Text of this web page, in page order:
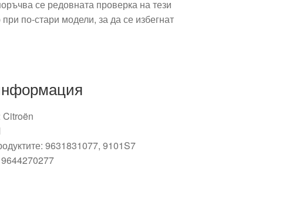
се редовната проверка на тези
по-стари модели, за да се избегнат
Citroën
9631831077, 9101S7